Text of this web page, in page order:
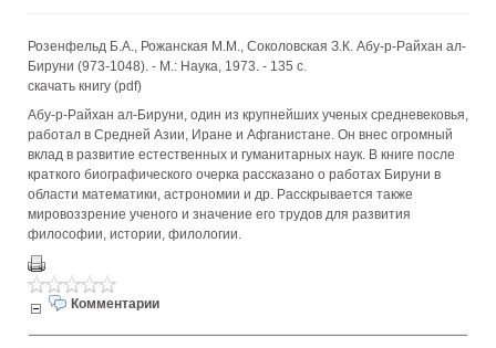
Розенфельд Б.А., Рожанская М.М., Соколовская З.К. Абу-р-Райхан ал-
Бируни (973-1048). - М.: Наука, 1973. - 135 с.
скачать книгу (pdf)
Абу-р-Райхан ал-Бируни, один из крупнейших ученых средневековья,
работал в Средней Азии, Иране и Афганистане. Он внес огромный
вклад в развитие естественных и гуманитарных наук. В книге после
краткого биографического очерка рассказано о работах Бируни в
области математики, астрономии и др. Расскрывается также
мировоззрение ученого и значение его трудов для развития
философии, истории, филологии.
Комментарии